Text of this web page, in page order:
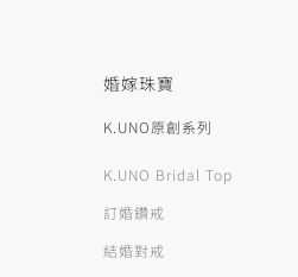
婚嫁珠寶
K.UNO原創系列
K.UNO Bridal Top
訂婚鑽戒
結婚對戒